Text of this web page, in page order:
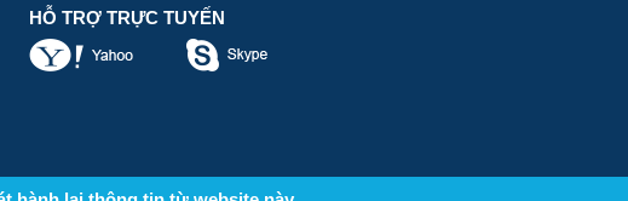
HỖ TRỢ TRỰC TUYẾN